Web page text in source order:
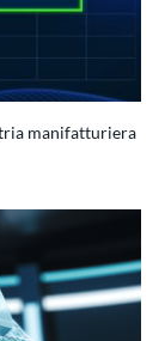
manifatturiera